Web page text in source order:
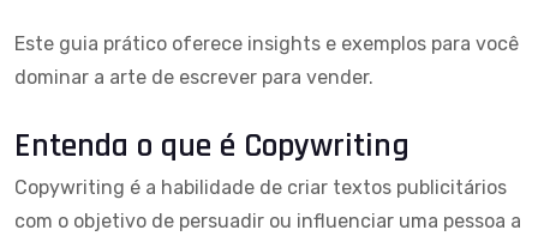
Este guia prático oferece insights e exemplos para você
dominar a arte de escrever para vender.
Entenda o que é Copywriting
Copywriting é a habilidade de criar textos publicitários
com o objetivo de persuadir ou influenciar uma pessoa a